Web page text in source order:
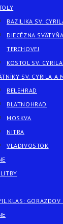
BAZILIKA SV.
DIECÉZNA
TERCHOVEJ
KOSTOL SV.
SV. CYRILA A
BELEHRAD
BLATNOHRAD
MOSKVA
NITRA
VLADIVOSTOK
KLAS: GORAZDOV